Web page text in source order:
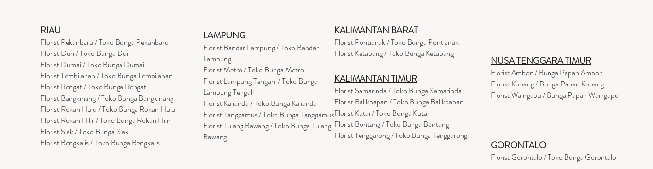
RIAU
Florist Pekanbaru / Toko Bunga Pekanbaru
Florist Duri / Toko Bunga Duri
Florist Dumai / Toko Bunga Dumai
Florist Tembilahan / Toko Bunga Tembilahan
Florist Rengat / Toko Bunga Rengat
Florist Bangkinang / Toko Bunga Bangkinang
Florist Rokan Hulu / Toko Bunga Rokan Hulu
Florist Rokan Hilir / Toko Bunga Rokan Hilir
Florist Siak / Toko Bunga Siak
Florist Bengkalis / Toko Bunga Bengkalis
LAMPUNG
Florist Bandar Lampung / Toko Bandar
Lampung
Florist Metro / Toko Bunga Metro
Florist Lampung Tengah / Toko Bunga
Lampung Tengah
Florist Kalianda / Toko Bunga Kalianda
Florist Tanggamus / Toko Bunga Tanggamus
Florist Tulang Bawang / Toko Bunga Tulang
Bawang
KALIMANTAN BARAT
Florist Pontianak / Toko Bunga Pontianak
Florist Ketapang / Toko Bunga Ketapang
KALIMANTAN TIMUR
Florist Samarinda / Toko Bunga Samarinda
Florist Balikpapan / Toko Bunga Balikpapan
Florist Kutai / Toko Bunga Kutai
Florist Bontang / Toko Bunga Bontang
Florist Tenggarong / Toko Bunga Tenggarong
NUSA TENGGARA TIMUR
Florist Ambon / Bunga Papan Ambon
Florist Kupang / Bunga Papan Kupang
Florist Waingapu / Bunga Papan Waingapu
GORONTALO
Florist Gorontalo / Toko Bunga Gorontalo